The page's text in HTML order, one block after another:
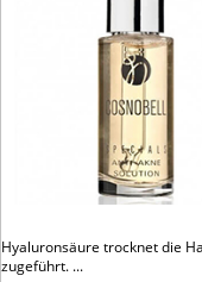
Hyaluronsäure trocknet die
zugeführt. ...